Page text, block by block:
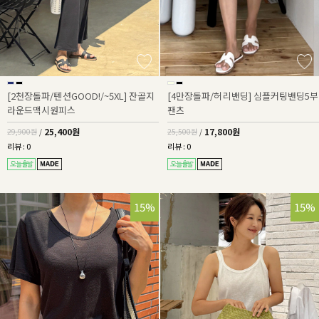
[2천장돌파/텐션GOOD!/~5XL] 잔골지
라운드맥시원피스
29,900원 / 25,400원
리뷰 : 0
[4만장돌파/허리밴딩] 심플커팅밴딩5부
팬츠
25,500원 / 17,800원
리뷰 : 0
15% 15%